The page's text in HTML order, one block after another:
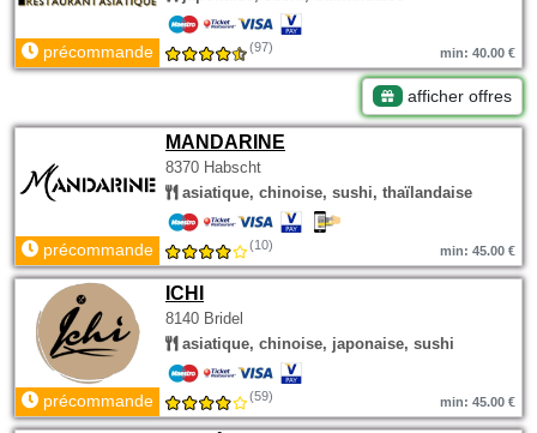
précommande (97) min: 40.00 €
afficher offres
MANDARINE
8370 Habscht
asiatique, chinoise, sushi, thaïlandaise
précommande (10) min: 45.00 €
ICHI
8140 Bridel
asiatique, chinoise, japonaise, sushi
précommande (59) min: 45.00 €